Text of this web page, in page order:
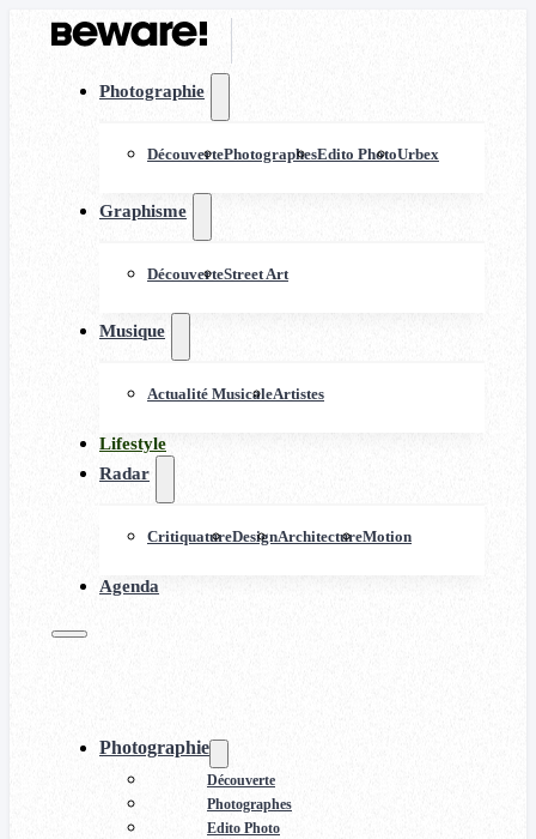
Photographie
DécouvertePhotographesEdito PhotoUrbex
Graphisme
DécouverteStreet Art
Musique
Actualité MusicaleArtistes
Lifestyle
Radar
CritiquatureDesignArchitectureMotion
Agenda
Photographie
Découverte
Photographes
Edito Photo